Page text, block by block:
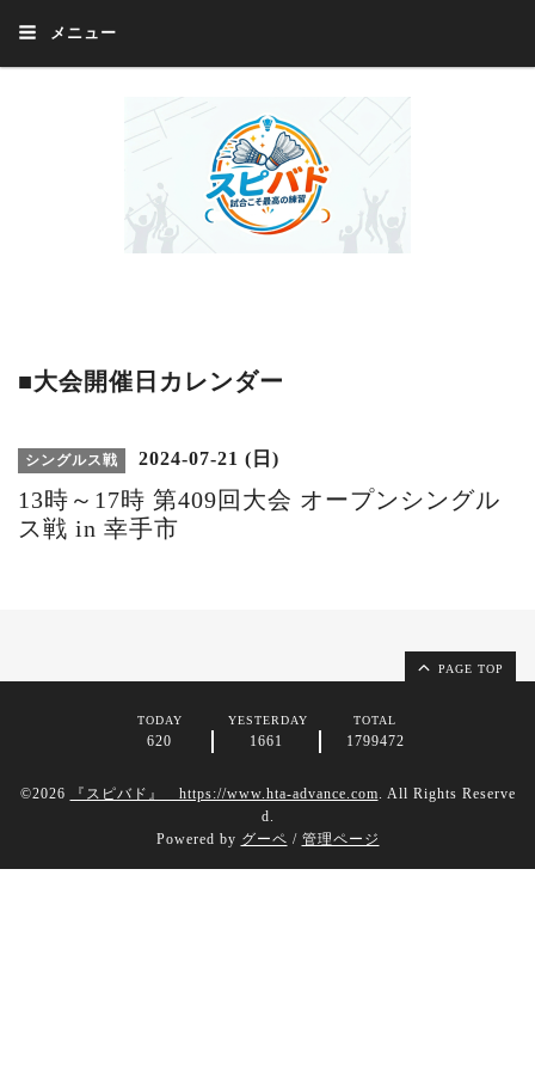
メニュー
■大会開催日カレンダー
シングルス戦 2024-07-21 (日)
13時～17時 第409回大会 オープンシングル
ス戦 in 幸手市
PAGE TOP
TODAY
620
YESTERDAY
1661
TOTAL
1799472
©2026 『スピバド』 https://www.hta-advance.com. All Rights Reserve
d.
Powered by グーペ / 管理ページ